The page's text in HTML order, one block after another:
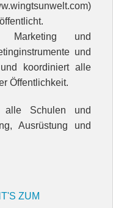
Marketing und
und
koordiniert alle
Öffentlichkeit.
alle Schulen und
Ausrüstung und
ZUM